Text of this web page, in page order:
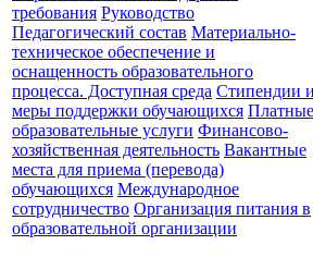
требования Руководство
Педагогический состав Материально-
техническое обеспечение и
оснащенность образовательного
процесса. Доступная среда Стипендии и
меры поддержки обучающихся Платные
образовательные услуги Финансово-
хозяйственная деятельность Вакантные
места для приема (перевода)
обучающихся Международное
сотрудничество Организация питания в
образовательной организации